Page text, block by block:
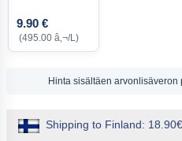
9.90 €
(495.00 â‚¬/L)
Hinta sisältäen arvonlisäveron
Shipping to Finland: 18.90€